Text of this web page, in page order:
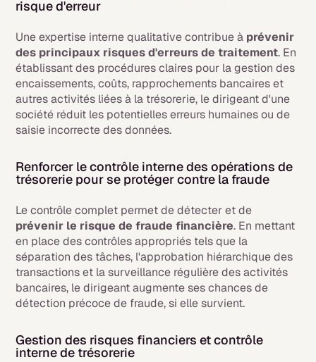
risque d'erreur
Une expertise interne qualitative contribue à prévenir
des principaux risques d'erreurs de traitement. En
établissant des procédures claires pour la gestion des
encaissements, coûts, rapprochements bancaires et
autres activités liées à la trésorerie, le dirigeant d'une
société réduit les potentielles erreurs humaines ou de
saisie incorrecte des données.
Renforcer le contrôle interne des opérations de
trésorerie pour se protéger contre la fraude
Le contrôle complet permet de détecter et de
prévenir le risque de fraude financière. En mettant
en place des contrôles appropriés tels que la
séparation des tâches, l'approbation hiérarchique des
transactions et la surveillance régulière des activités
bancaires, le dirigeant augmente ses chances de
détection précoce de fraude, si elle survient.
Gestion des risques financiers et contrôle
interne de trésorerie